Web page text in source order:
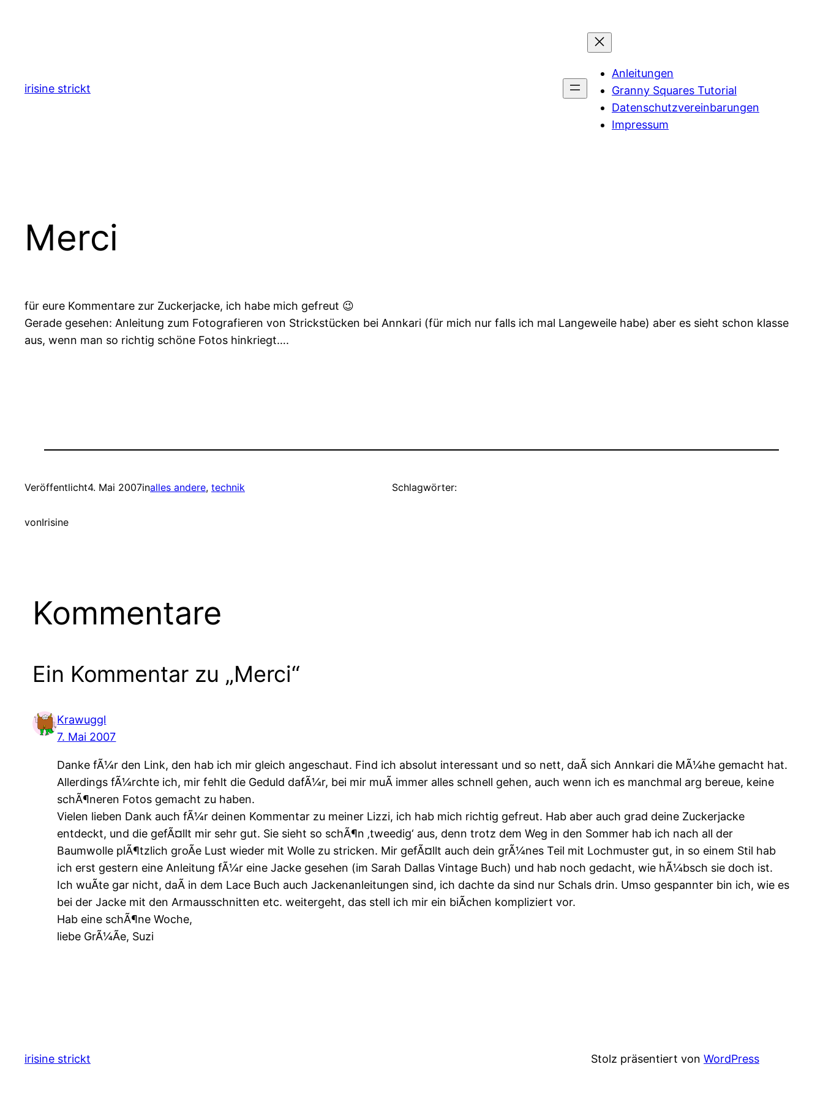
irisine strickt
Anleitungen
Granny Squares Tutorial
Datenschutzvereinbarungen
Impressum
Merci
für eure Kommentare zur Zuckerjacke, ich habe mich gefreut 😉
Gerade gesehen: Anleitung zum Fotografieren von Strickstücken bei Annkari (für mich nur falls ich mal Langeweile habe) aber es sieht schon klasse
aus, wenn man so richtig schöne Fotos hinkriegt….
Veröffentlicht4. Mai 2007inalles andere, technik
vonIrisine
Schlagwörter:
Kommentare
Ein Kommentar zu „Merci“
Krawuggl
7. Mai 2007
Danke fÃ¼r den Link, den hab ich mir gleich angeschaut. Find ich absolut interessant und so nett, daÃ sich Annkari die MÃ¼he gemacht hat.
Allerdings fÃ¼rchte ich, mir fehlt die Geduld dafÃ¼r, bei mir muÃ immer alles schnell gehen, auch wenn ich es manchmal arg bereue, keine
schÃ¶neren Fotos gemacht zu haben.
Vielen lieben Dank auch fÃ¼r deinen Kommentar zu meiner Lizzi, ich hab mich richtig gefreut. Hab aber auch grad deine Zuckerjacke
entdeckt, und die gefÃ¤llt mir sehr gut. Sie sieht so schÃ¶n ‚tweedig‘ aus, denn trotz dem Weg in den Sommer hab ich nach all der
Baumwolle plÃ¶tzlich groÃe Lust wieder mit Wolle zu stricken. Mir gefÃ¤llt auch dein grÃ¼nes Teil mit Lochmuster gut, in so einem Stil hab
ich erst gestern eine Anleitung fÃ¼r eine Jacke gesehen (im Sarah Dallas Vintage Buch) und hab noch gedacht, wie hÃ¼bsch sie doch ist.
Ich wuÃte gar nicht, daÃ in dem Lace Buch auch Jackenanleitungen sind, ich dachte da sind nur Schals drin. Umso gespannter bin ich, wie es
bei der Jacke mit den Armausschnitten etc. weitergeht, das stell ich mir ein biÃchen kompliziert vor.
Hab eine schÃ¶ne Woche,
liebe GrÃ¼Ãe, Suzi
irisine strickt Stolz präsentiert von WordPress